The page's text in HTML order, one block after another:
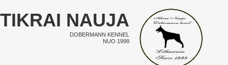
Pereiti į pagrindinį turinį
TIKRAI NAUJA
DOBERMANN KENNEL
NUO 1998